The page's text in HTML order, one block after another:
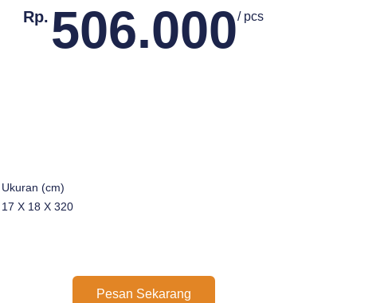
Rp. 506.000/ pcs
Ukuran (cm)
17 X 18 X 320
Pesan Sekarang